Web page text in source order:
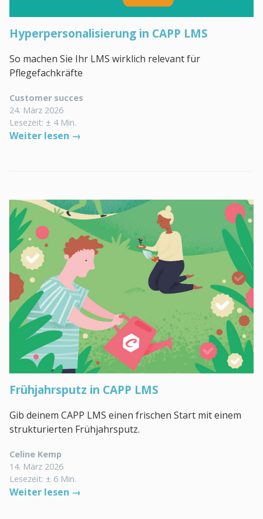
Hyperpersonalisierung in CAPP LMS
So machen Sie Ihr LMS wirklich relevant für
Pflegefachkräfte
Customer succes
24. März 2026
Lesezeit: ± 4 Min.
Weiter lesen →
Frühjahrsputz in CAPP LMS
Gib deinem CAPP LMS einen frischen Start mit einem
strukturierten Frühjahrsputz.
Celine Kemp
14. März 2026
Lesezeit: ± 6 Min.
Weiter lesen →